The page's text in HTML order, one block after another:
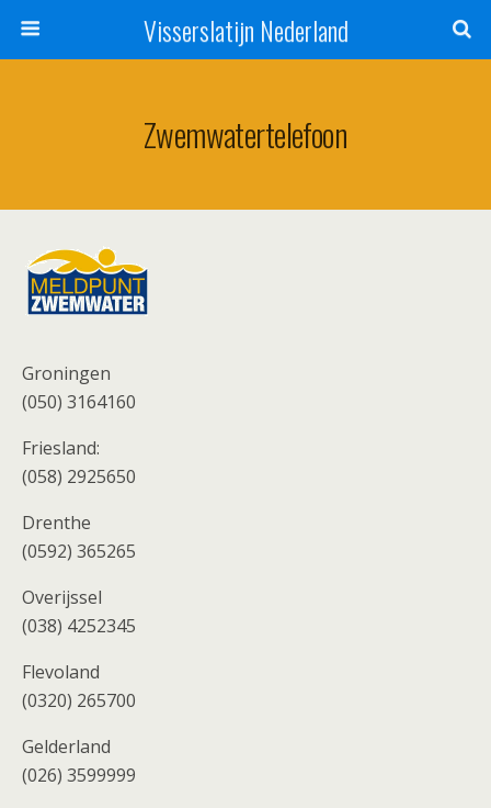
Visserslatijn Nederland
Zwemwatertelefoon
Groningen
(050) 3164160
Friesland:
(058) 2925650
Drenthe
(0592) 365265
Overijssel
(038) 4252345
Flevoland
(0320) 265700
Gelderland
(026) 3599999